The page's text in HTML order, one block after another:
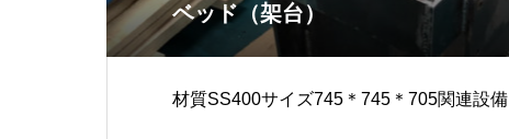
ベッド（架台）
材質SS400サイズ745＊745＊705関連設備